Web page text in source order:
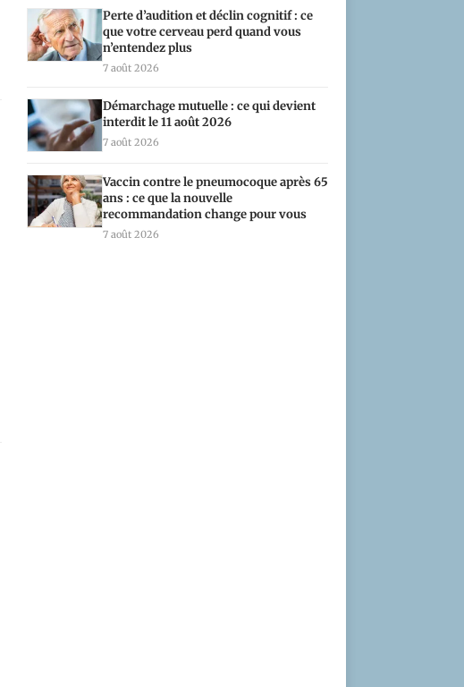
Perte d’audition et déclin cognitif : ce
que votre cerveau perd quand vous
n’entendez plus
7 août 2026
Démarchage mutuelle : ce qui devient
interdit le 11 août 2026
7 août 2026
Vaccin contre le pneumocoque après 65
ans : ce que la nouvelle
recommandation change pour vous
7 août 2026